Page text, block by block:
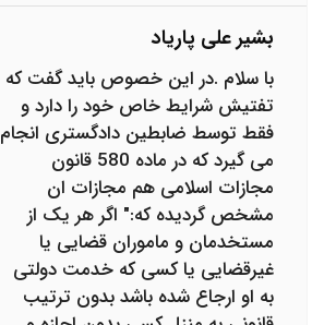
بشیر علی پاریاد
با سلام .در این خصوص باید گفت که
تفتیش شرایط خاص خود را دارد و
فقط توسط ضابطین دادگستری انجام
می گیرد که در ماده 580 قانون
مجازات اسلامی هم مجازات ان
مشخص گردیده که:" اگر هر یک از
مستخدمان و ماموران قضایی یا
غیرقضایی یا کسی که خدمت دولتی
به او ارجاع شده باشد بدون ترتیب